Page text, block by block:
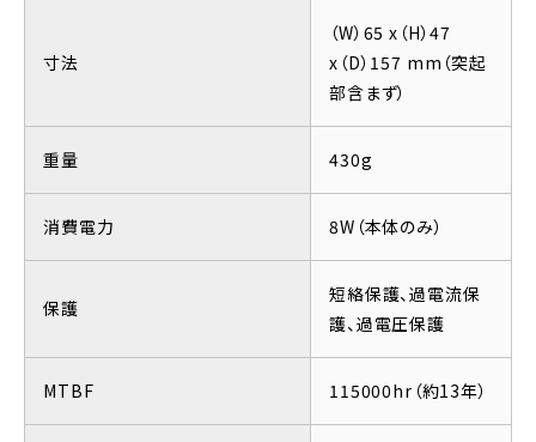
寸法
（W）65 x（H）47
x（D）157 mm（突起
部含まず）
重量 430g
消費電力 8W（本体のみ）
保護
短絡保護、過電流保
護、過電圧保護
MTBF 115000hr（約13年）